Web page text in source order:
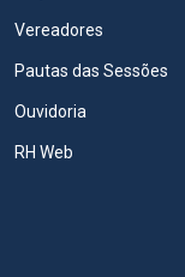
Vereadores
Pautas das Sessões
Ouvidoria
RH Web